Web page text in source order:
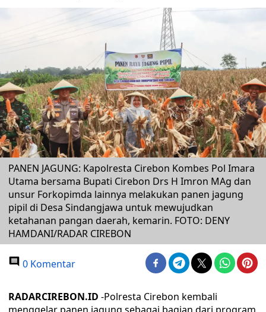
PANEN JAGUNG: Kapolresta Cirebon Kombes Pol Imara
Utama bersama Bupati Cirebon Drs H Imron MAg dan
unsur Forkopimda lainnya melakukan panen jagung
pipil di Desa Sindangjawa untuk mewujudkan
ketahanan pangan daerah, kemarin. FOTO: DENY
HAMDANI/RADAR CIREBON
0 Komentar
RADARCIREBON.ID -Polresta Cirebon kembali